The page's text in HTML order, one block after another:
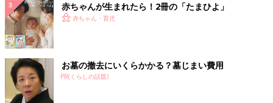
赤ちゃんが生まれたら！2冊の「たまひよ」
赤ちゃん・育児
お墓の撤去にいくらかかる？墓じまい費用
PR(くらしの話題)